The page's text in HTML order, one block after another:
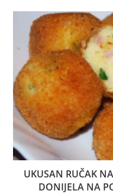
UKUSAN RUČAK
DONIJELA NA